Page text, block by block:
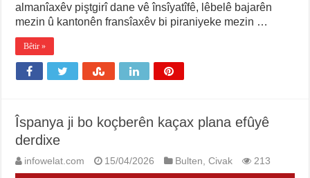
almanîaxêv piştgirî dane vê însîyatîfê, lêbelê bajarên
mezin û kantonên fransîaxêv bi piraniyeke mezin …
Bêtir »
Îspanya ji bo koçberên kaçax plana efûyê
derdixe
infowelat.com 15/04/2026 Bulten ,Civak 213